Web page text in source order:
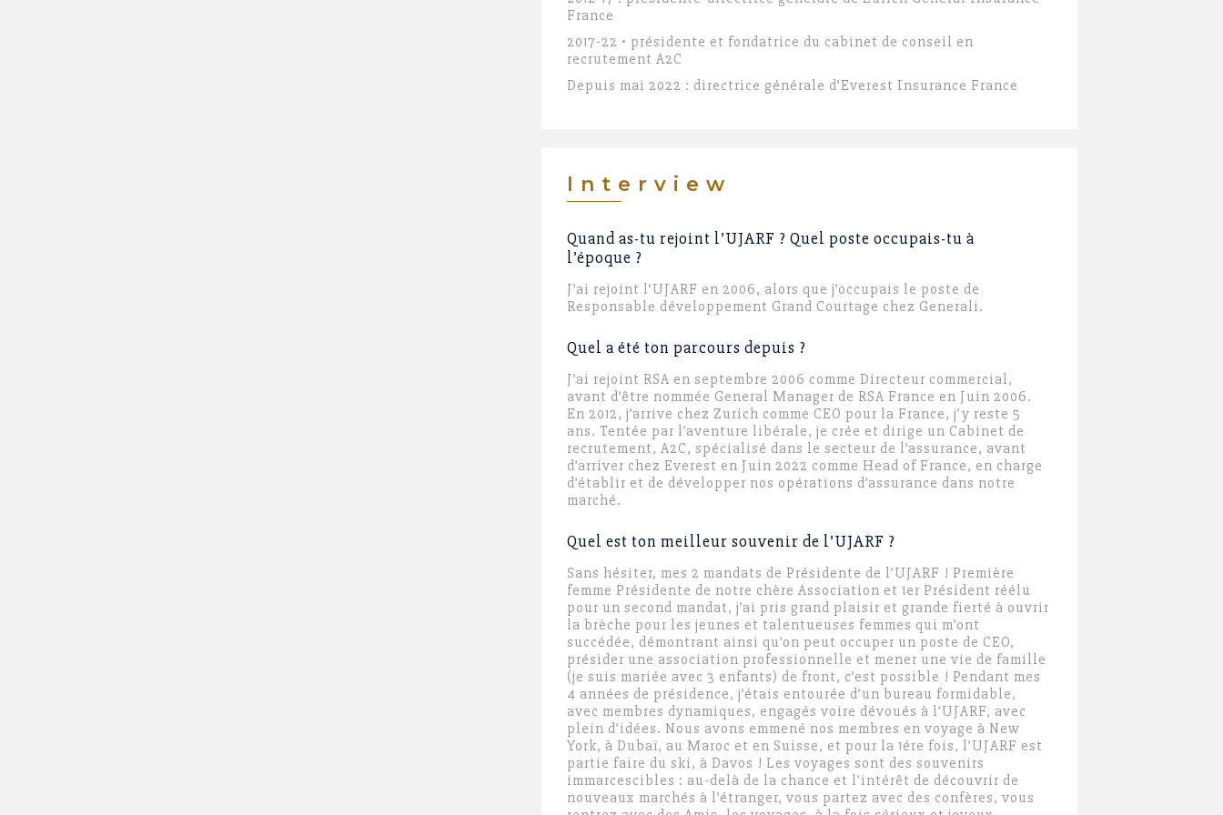
France
2017-22 • présidente et fondatrice du cabinet de conseil en
recrutement A2C
Depuis mai 2022 : directrice générale d’Everest Insurance France
Interview
Quand as-tu rejoint l’UJARF ? Quel poste occupais-tu à
l’époque ?
J’ai rejoint l’UJARF en 2006, alors que j’occupais le poste de
Responsable développement Grand Courtage chez Generali.
Quel a été ton parcours depuis ?
J’ai rejoint RSA en septembre 2006 comme Directeur commercial,
avant d’être nommée General Manager de RSA France en Juin 2006.
En 2012, j’arrive chez Zurich comme CEO pour la France, j’y reste 5
ans. Tentée par l’aventure libérale, je crée et dirige un Cabinet de
recrutement, A2C, spécialisé dans le secteur de l’assurance, avant
d’arriver chez Everest en Juin 2022 comme Head of France, en charge
d’établir et de développer nos opérations d’assurance dans notre
marché.
Quel est ton meilleur souvenir de l’UJARF ?
Sans hésiter, mes 2 mandats de Présidente de l’UJARF ! Première
femme Présidente de notre chère Association et 1er Président réélu
pour un second mandat, j’ai pris grand plaisir et grande fierté à ouvrir
la brèche pour les jeunes et talentueuses femmes qui m’ont
succédée, démontrant ainsi qu’on peut occuper un poste de CEO,
présider une association professionnelle et mener une vie de famille
(je suis mariée avec 3 enfants) de front, c’est possible ! Pendant mes
4 années de présidence, j’étais entourée d’un bureau formidable,
avec membres dynamiques, engagés voire dévoués à l’UJARF, avec
plein d’idées. Nous avons emmené nos membres en voyage à New
York, à Dubaï, au Maroc et en Suisse, et pour la 1ére fois, l’UJARF est
partie faire du ski, à Davos ! Les voyages sont des souvenirs
immarcescibles : au-delà de la chance et l’intérêt de découvrir de
nouveaux marchés à l’étranger, vous partez avec des confères, vous